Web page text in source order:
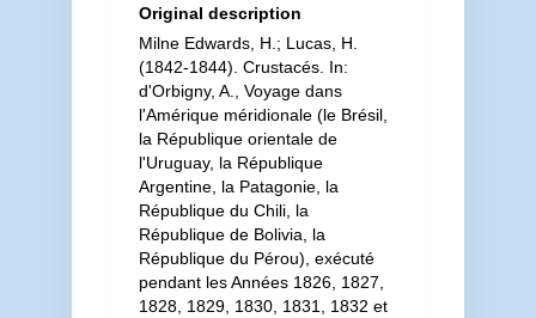
Original description
Milne Edwards, H.; Lucas, H.
(1842-1844). Crustacés. In:
d'Orbigny, A., Voyage dans
l'Amérique méridionale (le Brésil,
la République orientale de
l'Uruguay, la République
Argentine, la Patagonie, la
République du Chili, la
République de Bolivia, la
République du Pérou), exécuté
pendant les Années 1826, 1827,
1828, 1829, 1830, 1831, 1832 et